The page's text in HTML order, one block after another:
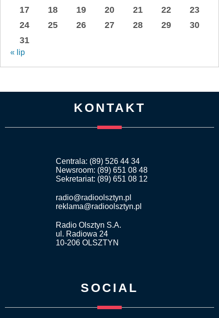
17
18 19 20 21 22
23
24
25 26 27 28 29
30
31
« lip
KONTAKT
Centrala: (89) 526 44 34
Newsroom: (89) 651 08 48
Sekretariat: (89) 651 08 12
radio@radioolsztyn.pl
reklama@radioolsztyn.pl
Radio Olsztyn S.A.
ul. Radiowa 24
10-206 OLSZTYN
SOCIAL